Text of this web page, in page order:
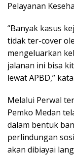
Pelayanan
“Banyak kasus
tidak ter-cover
mengeluarkan
jalanan ini bisa
lewat APBD,”
​Melalui Perwal
Pemko Medan
dalam bentuk
perlindungan
akan dibiayai